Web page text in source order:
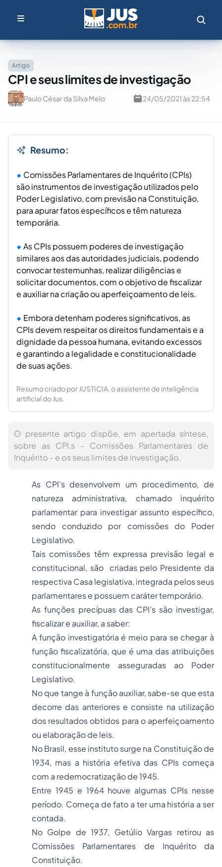
Artigo
CPI e seus limites de investigação
Paulo César da Silva Melo 24/05/2021 às 22:54
Resumo:
Comissões Parlamentares de Inquérito (CPIs)
são instrumentos de investigação utilizados pelo
Poder Legislativo, com previsão na Constituição,
para apurar fatos específicos e têm natureza
temporária.
As CPIs possuem poderes de investigação
similares aos das autoridades judiciais, podendo
convocar testemunhas, realizar diligências e
solicitar documentos, com o objetivo de fiscalizar
e auxiliar na criação ou aperfeiçoamento de leis.
Embora detenham poderes significativos, as
CPIs devem respeitar os direitos fundamentais e a
dignidade da pessoa humana, evitando excessos
e garantindo a legalidade e constitucionalidade
de suas ações.
Resumo criado por JUSTICIA, o assistente de inteligência
artificial do Jus.
O presente artigo dispõe, em apertada síntese,
sobre as CPI,s - Comissões Parlamentares de
Inquérito - e os seus limites de investigação.
As CPI’s desenvolvem um procedimento, de
natureza administrativa, chamado inquérito
parlamentar para investigar assunto específico,
sendo conduzido por comissões do Poder
Legislativo.
Tais comissões têm expressa previsão legal e
constitucional, são criadas pelo Presidente da
respectiva Casa legislativa, integrada pelos seus
parlamentares e possuem caráter temporário.
As funções precípuas das CPI’s são investigar,
fiscalizar e auxiliar, a saber:
A função investigatória é meio para se chegar à
função fiscalizatória, que é uma das atribuições
constitucionalmente asseguradas ao Poder
Legislativo.
No que tange à função auxiliar, sabe-se que esta
decorre das anteriores e consiste na utilização
dos resultados obtidos para o aperfeiçoamento
ou elaboração de leis.
No Brasil, esse instituto surge na Constituição de
1934, mas a história efetiva das CPIs começa
com a redemocratização de 1945.
Entre 1945 e 1964 houve algumas CPIs nesse
período. Começa de fato a ter uma história a ser
contada.
No Golpe de 1937, Getúlio Vargas retirou as
Comissões Parlamentares de Inquérito da
Constituição.